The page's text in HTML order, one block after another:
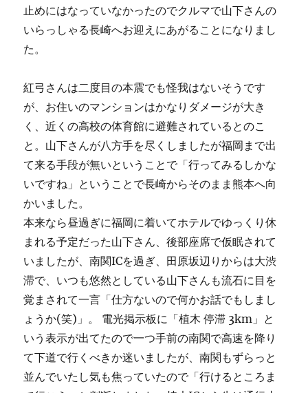
止めにはなっていなかったのでクルマで山下さんの
いらっしゃる長崎へお迎えにあがることになりまし
た。
紅弓さんは二度目の本震でも怪我はないそうです
が、お住いのマンションはかなりダメージが大き
く、近くの高校の体育館に避難されているとのこ
と。山下さんが八方手を尽くしましたが福岡まで出
て来る手段が無いということで「行ってみるしかな
いですね」ということで長崎からそのまま熊本へ向
かいました。
本来なら昼過ぎに福岡に着いてホテルでゆっくり休
まれる予定だった山下さん、後部座席で仮眠されて
いましたが、南関ICを過ぎ、田原坂辺りからは大渋
滞で、いつも悠然としている山下さんも流石に目を
覚まされて一言「仕方ないので何かお話でもしまし
ょうか(笑)」。 電光掲示板に「植木 停滞 3km」と
いう表示が出てたので一つ手前の南関で高速を降り
て下道で行くべきか迷いましたが、南関もずらっと
並んでいたし気も焦っていたので「行けるところま